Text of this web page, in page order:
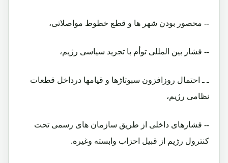
-- محصور بودن شهر ها و قطع خطوط مواصلاتی،
-- فشار بین المللی توأم با تجرید سیاسی رژیم،
ـ ـ احتمال روزافزون سبوتاژها و قیامها درداخل قطعات
نظامی رژیم،
-- فشارهای داخلی از طریق سازمان های رسمی تحت
کنترول رژیم از قبیل احزاب وابسته وغیره.